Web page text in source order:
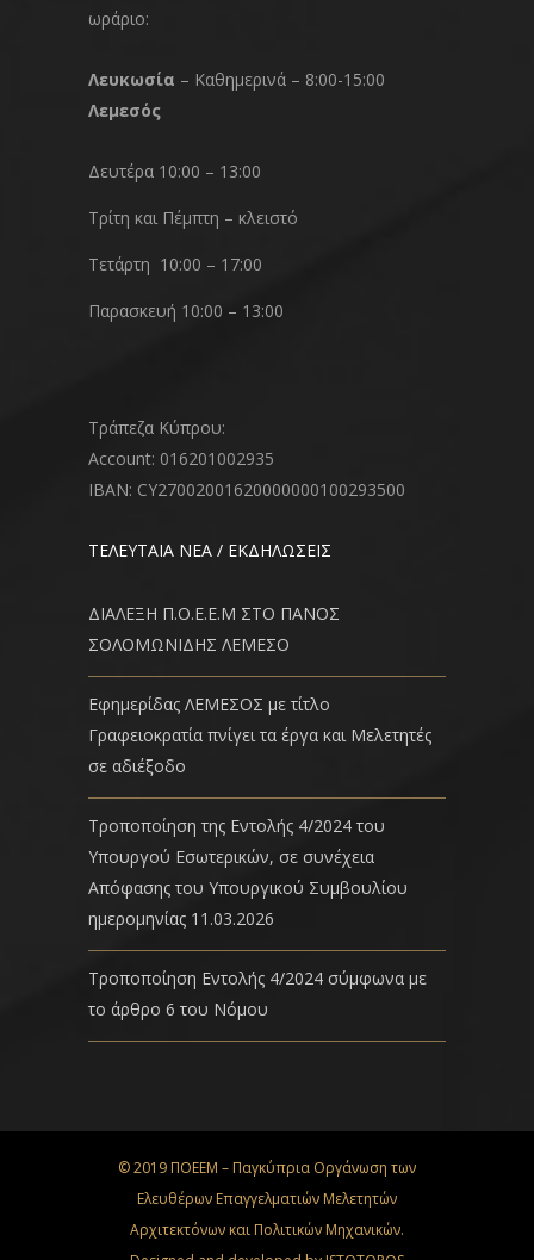
ωράριο:
Λευκωσία – Καθημερινά – 8:00-15:00
Λεμεσός
Δευτέρα 10:00 – 13:00
Τρίτη και Πέμπτη – κλειστό
Τετάρτη 10:00 – 17:00
Παρασκευή 10:00 – 13:00
Τράπεζα Κύπρου:
Account: 016201002935
IBAN: CY27002001620000000100293500
ΤΕΛΕΥΤΑΙΑ ΝΕΑ / ΕΚΔΗΛΩΣΕΙΣ
ΔΙΑΛΕΞΗ Π.Ο.Ε.Ε.Μ ΣΤΟ ΠΑΝΟΣ
ΣΟΛΟΜΩΝΙΔΗΣ ΛΕΜΕΣΟ
Εφημερίδας ΛΕΜΕΣΟΣ με τίτλο
Γραφειοκρατία πνίγει τα έργα και Μελετητές
σε αδιέξοδο
Τροποποίηση της Εντολής 4/2024 του
Υπουργού Εσωτερικών, σε συνέχεια
Απόφασης του Υπουργικού Συμβουλίου
ημερομηνίας 11.03.2026
Τροποποίηση Εντολής 4/2024 σύμφωνα με
το άρθρο 6 του Νόμου
© 2019 ΠΟΕΕΜ – Παγκύπρια Οργάνωση των
Ελευθέρων Επαγγελματιών Μελετητών
Αρχιτεκτόνων και Πολιτικών Μηχανικών.